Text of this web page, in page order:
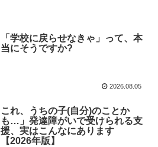
「学校に戻らせなきゃ」って、本
当にそうですか?
2026.08.05
これ、うちの子(自分)のことか
も…」発達障がいで受けられる支
援、実はこんなにあります
【2026年版】